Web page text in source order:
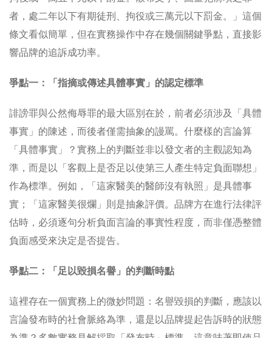
者，處二年以下有期徒刑、拘役或三萬元以下罰金。」這個
條文看似簡單，但在實務操作中存在幾個關鍵爭點，直接影
響品牌的追訴成功率。
爭點一：「指摘或傳述具體事實」的認定標準
誹謗罪與公然侮辱罪的最大區別在於，前者必須涉及「具體
事實」的陳述，而後者僅需抽象的謾罵。什麼樣的言論算
「具體事實」？實務上的判斷並非以發文者的主觀認知為
準，而是以「客觀上是否足以使第三人產生特定負面聯想」
作為標準。例如，「這家醫美的醫師沒有執照」是具體事
實；「這家醫美很爛」則是抽象評價。品牌方在進行法律評
估時，必須逐句分析負面言論的事實性程度，而非僅憑整體
負面感受來決定是否提告。
爭點二：「足以毀損名譽」的判斷時點
這裡存在一個實務上的微妙問題：名譽毀損的判斷，應該以
言論發布時的社會脈絡為準，還是以品牌提起告訴時的狀態